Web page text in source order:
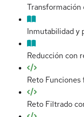
Transformación
Inmutabilidad y
Reducción con
Reto Funciones
Reto Filtrado